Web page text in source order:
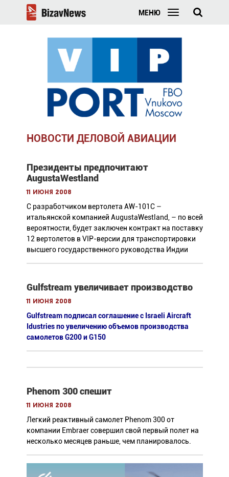
МЕНЮ
НОВОСТИ ДЕЛОВОЙ АВИАЦИИ
Президенты предпочитают
AugustaWestland
11 июня 2008
С разработчиком вертолета AW-101С –
итальянской компанией AugustaWestland, – по всей
вероятности, будет заключен контракт на поставку
12 вертолетов в VIP-версии для транспортировки
высшего государственного руководства Индии
Gulfstream увеличивает производство
11 июня 2008
Gulfstream подписал соглашение с Israeli Аircraft
Idustries по увеличению объемов производства
самолетов G200 и G150
Phenom 300 спешит
11 июня 2008
Легкий реактивный самолет Phenom 300 от
компании Embraer совершил свой первый полет на
несколько месяцев раньше, чем планировалось.